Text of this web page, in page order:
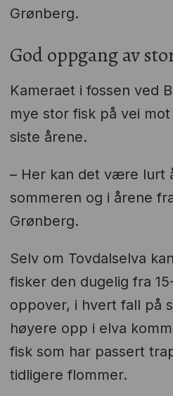
Grønberg.
God oppgang av
Kameraet i fossen ved
mye stor fisk på vei
siste årene.
– Her kan det være lurt
sommeren og i årene
Grønberg.
Selv om Tovdalselva
fisker den dugelig fra
oppover, i hvert fall på
høyere opp i elva
fisk som har passert
tidligere flommer.